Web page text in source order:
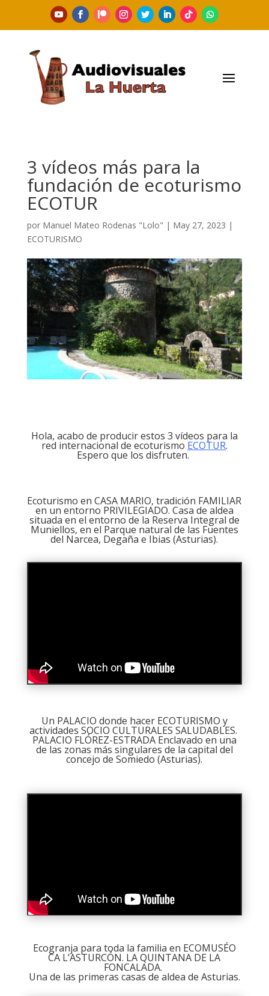
3 vídeos más para la
fundación de ecoturismo
ECOTUR
por Manuel Mateo Rodenas "Lolo" | May 27, 2023 |
ECOTURISMO
Hola, acabo de producir estos 3 vídeos para la
red internacional de ecoturismo ECOTUR.
Espero que los disfruten.
Ecoturismo en CASA MARIO, tradición FAMILIAR
en un entorno PRIVILEGIADO. Casa de aldea
situada en el entorno de la Reserva Integral de
Muniellos, en el Parque natural de las Fuentes
del Narcea, Degaña e Ibias (Asturias).
Un PALACIO donde hacer ECOTURISMO y
actividades SOCIO CULTURALES SALUDABLES.
PALACIO FLÓREZ-ESTRADA Enclavado en una
de las zonas más singulares de la capital del
concejo de Somiedo (Asturias).
Ecogranja para toda la familia en ECOMUSÉO
CA L’ASTURCÓN. LA QUINTANA DE LA
FONCALADA.
Una de las primeras casas de aldea de Asturias.